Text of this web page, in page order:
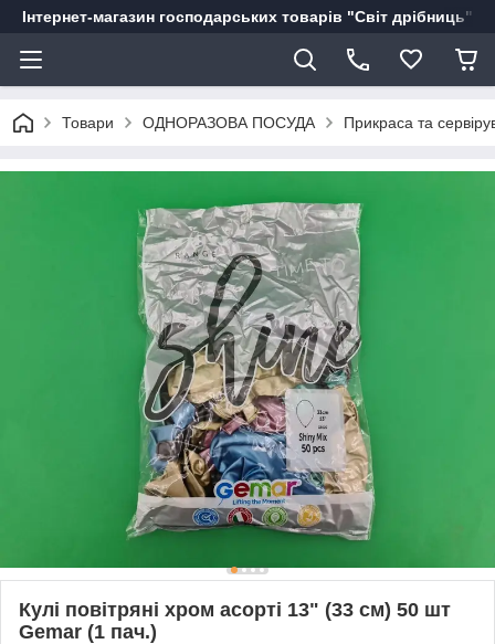
Інтернет-магазин господарських товарів "Світ дрібниць"
Товари ОДНОРАЗОВА ПОСУДА Прикраса та
Кулі повітряні хром асорті 13" (33 см) 50 шт
Gemar (1 пач.)